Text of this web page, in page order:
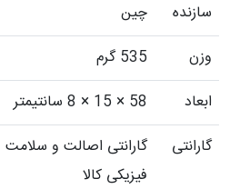
سازنده
چین
وزن
535 گرم
ابعاد
58 × 15 × 8 سانتیمتر
گارانتی
گارانتی اصالت و سلامت
فیزیکی کالا